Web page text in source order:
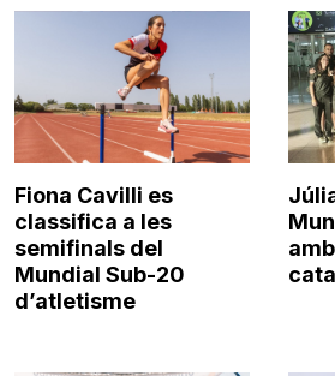
Fiona Cavilli es
classifica a les
semifinals del
Mundial Sub-20
d’atletisme